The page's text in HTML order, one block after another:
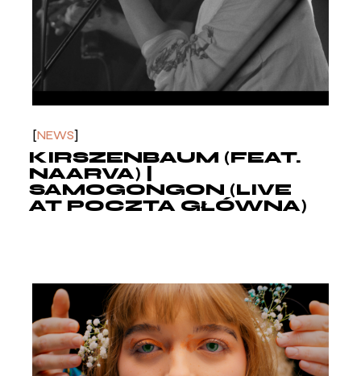
NEWS
KIRSZENBAUM (FEAT.
NAARVA) |
SAMOGONGON (LIVE
AT POCZTA GŁÓWNA)